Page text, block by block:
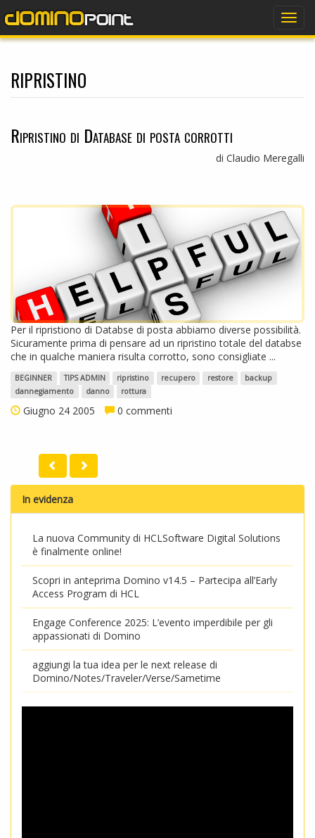
ripristino
Ripristino di Database di posta corrotti
di Claudio Meregalli
Per il ripristiono di Databse di posta abbiamo diverse possibilità.
Sicuramente prima di pensare ad un ripristino totale del databse
che in qualche maniera risulta corrotto, sono consigliate ...
BEGINNER TIPS ADMIN ripristino recupero restore
backup
dannegiamento
danno rottura
Giugno 24 2005 0 commenti
In evidenza
La nuova Community di HCLSoftware Digital Solutions
è finalmente online!
Scopri in anteprima Domino v14.5 – Partecipa all’Early
Access Program di HCL
Engage Conference 2025: L’evento imperdibile per gli
appassionati di Domino
aggiungi la tua idea per le next release di
Domino/Notes/Traveler/Verse/Sametime